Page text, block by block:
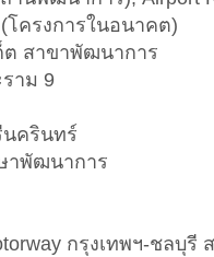
ครงการในอนาคต)
ต สาขาพัฒนาการ
าม 9
นครินทร์
าพัฒนาการ
กรุงเทพฯ-ชลบุรี